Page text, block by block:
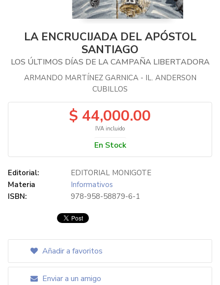
LA ENCRUCIJADA DEL APÓSTOL
SANTIAGO
LOS ÚLTIMOS DÍAS DE LA CAMPAÑA LIBERTADORA
ARMANDO MARTÍNEZ GARNICA - IL. ANDERSON
CUBILLOS
$ 44,000.00
IVA incluido
En Stock
Editorial:
EDITORIAL MONIGOTE
Materia
Informativos
ISBN:
978-958-58879-6-1
Añadir a favoritos
Enviar a un amigo